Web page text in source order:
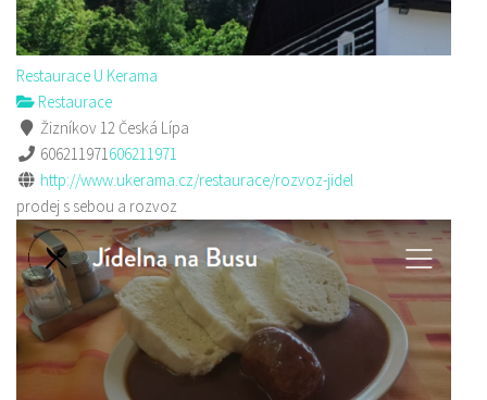
Restaurace U Kerama
Restaurace
Žizníkov 12 Česká Lípa
606211971606211971
http://www.ukerama.cz/restaurace/rozvoz-jidel
prodej s sebou a rozvoz